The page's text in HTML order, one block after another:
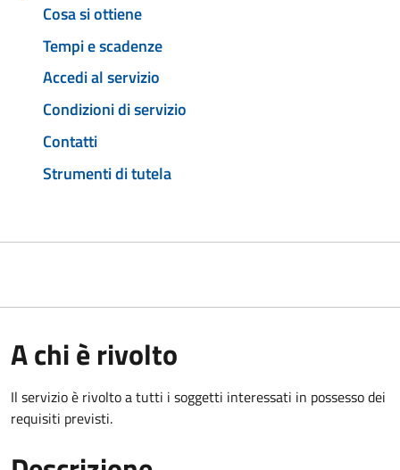
Cosa si ottiene
Tempi e scadenze
Accedi al servizio
Condizioni di servizio
Contatti
Strumenti di tutela
A chi è rivolto
Il servizio è rivolto a tutti i soggetti interessati in possesso dei
requisiti previsti.